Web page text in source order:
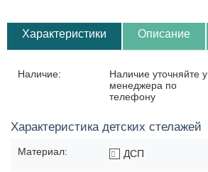
Характеристики Описание
Наличие:
Наличие уточняйте у
менеджера по
телефону
Характеристика детских стелажей
Материал: ДСП